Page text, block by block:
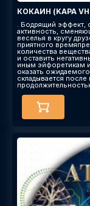
КОКАИН (KAPA
. Бодрящий эффект,
активность,
веселья в кругу
приятного
количества
и оставить
иным эйфоретикам
оказать
складывается